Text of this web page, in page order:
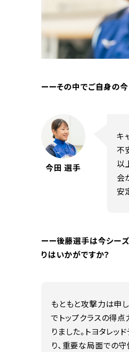
ーーその中でご自身の
キ
不
以
会
安
今田 選手
ーー後藤選手は今シー
りはいかがですか？
もともと攻撃力は申
でトップクラスの得
りました。トヨタレ
り、重要な局面での